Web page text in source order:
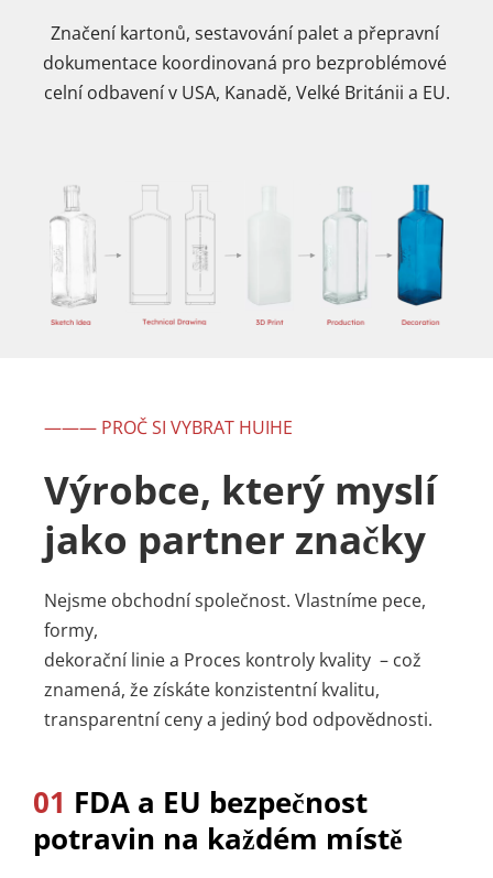
Značení kartonů, sestavování palet a přepravní
dokumentace koordinovaná pro bezproblémové
celní odbavení v USA, Kanadě, Velké Británii a EU.
——— PROČ SI VYBRAT HUIHE
Výrobce, který myslí
jako partner značky
Nejsme obchodní společnost. Vlastníme pece,
formy,
dekorační linie a Proces kontroly kvality – což
znamená, že získáte konzistentní kvalitu,
transparentní ceny a jediný bod odpovědnosti.
01 FDA a EU bezpečnost
potravin na každém místě